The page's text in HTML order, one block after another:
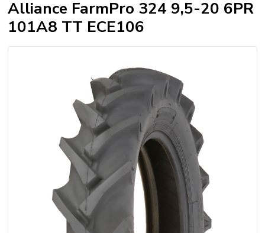
Alliance FarmPro 324 9,5-20 6PR
101A8 TT ECE106